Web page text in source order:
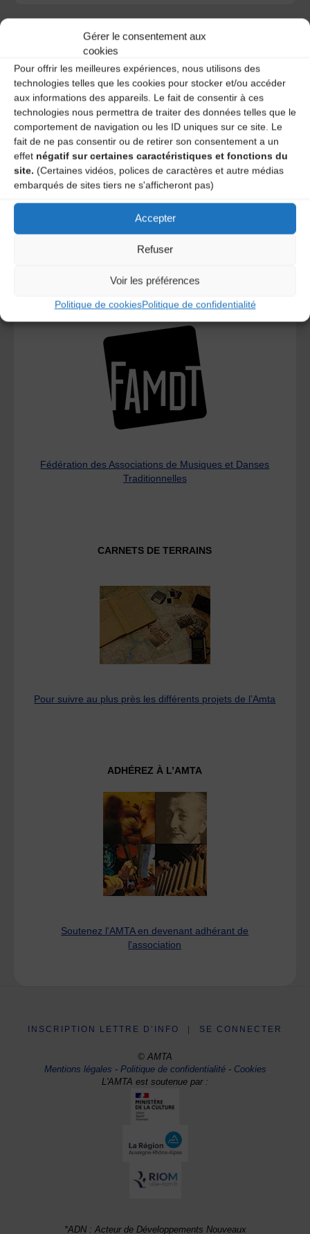
Gérer le consentement aux
cookies
Pour offrir les meilleures expériences, nous utilisons des
technologies telles que les cookies pour stocker et/ou accéder
aux informations des appareils. Le fait de consentir à ces
technologies nous permettra de traiter des données telles que le
comportement de navigation ou les ID uniques sur ce site. Le
fait de ne pas consentir ou de retirer son consentement a un
effet négatif sur certaines caractéristiques et fonctions du
site. (Certaines vidéos, polices de caractères et autre médias
embarqués de sites tiers ne s'afficheront pas)
Accepter
Refuser
Voir les préférences
Politique de cookiesPolitique de confidentialité
A DECOUVRIR :
Le distributeur des musiques Trad'
L’AMTA EST MEMBRE DE LA
Fédération des Associations de Musiques et Danses
Traditionnelles
CARNETS DE TERRAINS
Pour suivre au plus près les différents projets de l’Amta
ADHÉREZ À L’AMTA
Soutenez l'AMTA en devenant adhérant de
l'association
INSCRIPTION LETTRE D’INFO SE CONNECTER
© AMTA
Mentions légales -Politique de confidentialité- Cookies
L'AMTA est soutenue par :
*ADN : Acteur de Développements Nouveaux